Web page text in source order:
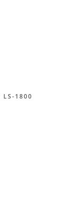
LS-1800